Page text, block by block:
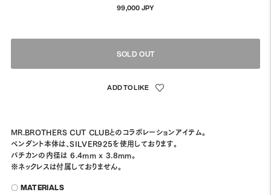
99,000 JPY通
格
SOLD OUT
MR.BROTHERS CUT CLUBとのコラボレーションアイテム。
ペンダント本体は、SILVER925を使用しております。
バチカンの内径は 6.4mm x 3.8mm。
※ネックレスは付属しておりません。
〇 MATERIALS